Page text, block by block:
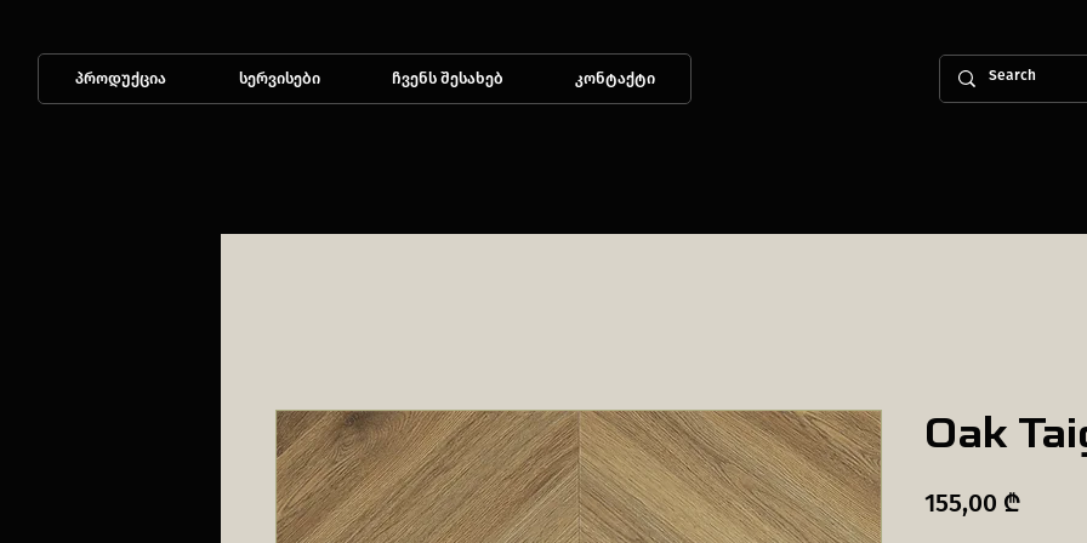
პროდუქცია სერვისები ჩვენს შესახებ კონტაქტი
Oak
155,00 ₾Price